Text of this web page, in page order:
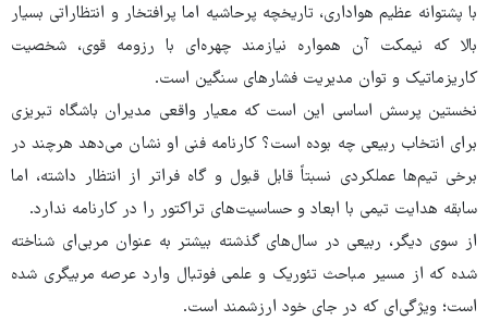
با پشتوانه عظیم هواداری، تاریخچه پرحاشیه اما پرافتخار و انتظاراتی بسیار
بالا که نیمکت آن همواره نیازمند چهره‌ای با رزومه قوی، شخصیت
کاریزماتیک و توان مدیریت فشارهای سنگین است.
نخستین پرسش اساسی این است که معیار واقعی مدیران باشگاه تبریزی
برای انتخاب ربیعی چه بوده است؟ کارنامه فنی او نشان می‌دهد هرچند در
برخی تیم‌ها عملکردی نسبتاً قابل قبول و گاه فراتر از انتظار داشته، اما
سابقه هدایت تیمی با ابعاد و حساسیت‌های تراکتور را در کارنامه ندارد.
از سوی دیگر، ربیعی در سال‌های گذشته بیشتر به عنوان مربی‌ای شناخته
شده که از مسیر مباحث تئوریک و علمی فوتبال وارد عرصه مربیگری شده
است؛ ویژگی‌ای که در جای خود ارزشمند است.